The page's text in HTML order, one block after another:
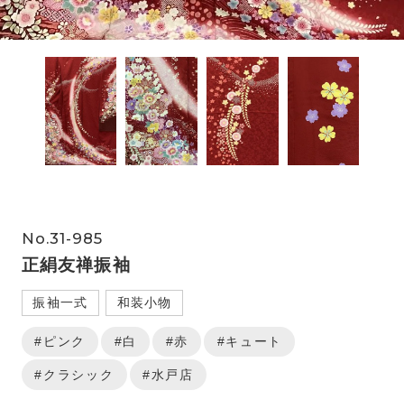
No.31-985
正絹友禅振袖
振袖一式 和装小物
#ピンク #白 #赤 #キュート
#クラシック #水戸店